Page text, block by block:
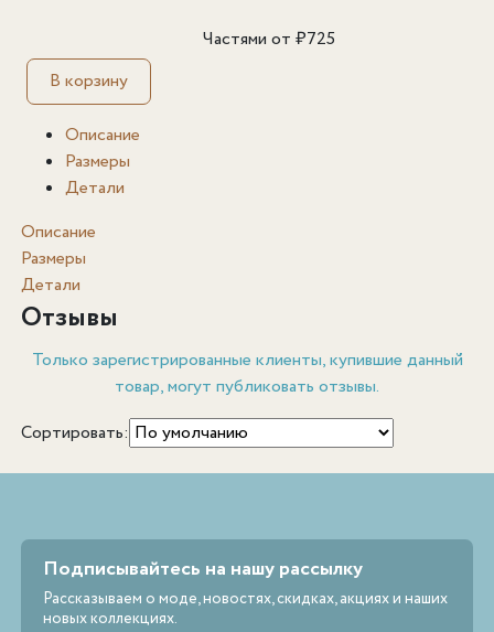
Частями от ₽725
В корзину
Описание
Размеры
Детали
Описание
Размеры
Детали
Отзывы
Только зарегистрированные клиенты, купившие данный
товар, могут публиковать отзывы.
Сортировать:
Подписывайтесь на нашу рассылку
Рассказываем о моде, новостях, скидках, акциях и наших
новых коллекциях.